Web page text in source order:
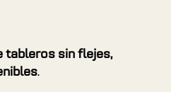
tableros sin flejes,
.